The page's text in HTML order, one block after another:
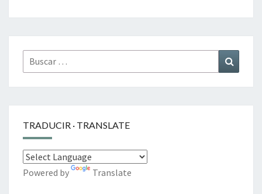
Buscar
por:
TRADUCIR · TRANSLATE
Powered by Translate